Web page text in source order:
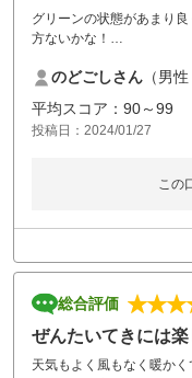
グリーンの状態があまり
方ないかな！
のどごしさん （男
平均スコア：90～99
投稿日：2024/01/27
この
総合評価
ぜんたいてきには楽
天気もよく風もなく暖か